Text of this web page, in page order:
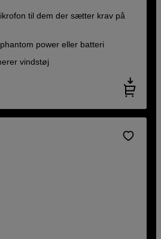
til dem der sætter krav på
power eller batteri
vindstøj